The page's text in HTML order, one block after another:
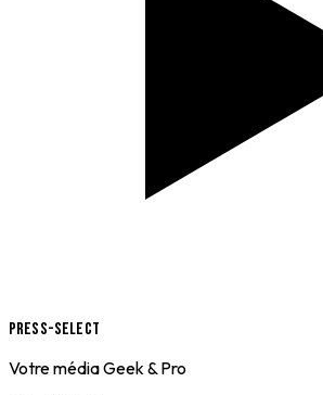
Press-Select
Votre média Geek & Pro